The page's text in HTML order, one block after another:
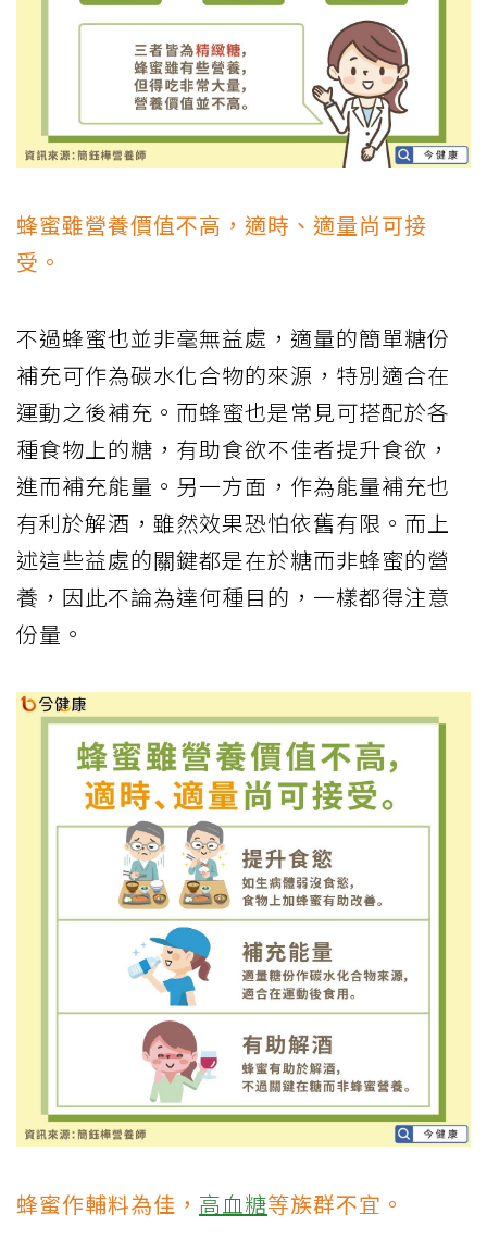
蜂蜜雖營養價值不高，適時、適量尚可接
受。
不過蜂蜜也並非毫無益處，適量的簡單糖份
補充可作為碳水化合物的來源，特別適合在
運動之後補充。而蜂蜜也是常見可搭配於各
種食物上的糖，有助食欲不佳者提升食欲，
進而補充能量。另一方面，作為能量補充也
有利於解酒，雖然效果恐怕依舊有限。而上
述這些益處的關鍵都是在於糖而非蜂蜜的營
養，因此不論為達何種目的，一樣都得注意
份量。
蜂蜜作輔料為佳， 高血糖等族群不宜。